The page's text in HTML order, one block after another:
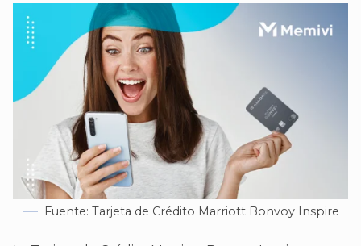
Fuente: Tarjeta de Crédito Marriott Bonvoy Inspire